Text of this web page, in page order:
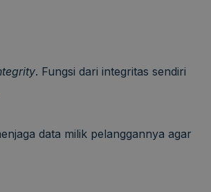
. Fungsi dari integritas sendiri
data milik pelanggannya agar